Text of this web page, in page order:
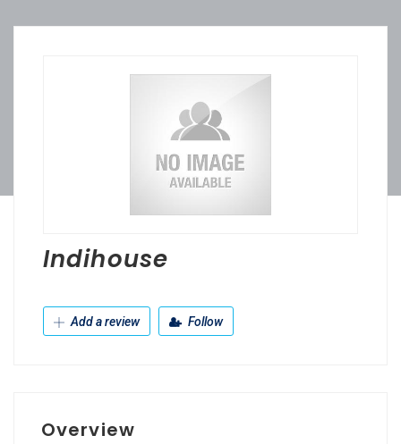
Indihouse
Add a review Follow
Overview